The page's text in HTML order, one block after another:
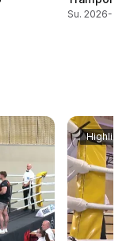
Su. 2026-